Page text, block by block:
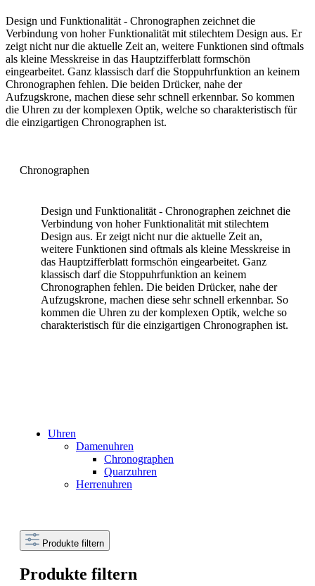
Design und Funktionalität - Chronographen zeichnet die
Verbindung von hoher Funktionalität mit stilechtem Design aus. Er
zeigt nicht nur die aktuelle Zeit an, weitere Funktionen sind oftmals
als kleine Messkreise in das Hauptzifferblatt formschön
eingearbeitet. Ganz klassisch darf die Stoppuhrfunktion an keinem
Chronographen fehlen. Die beiden Drücker, nahe der
Aufzugskrone, machen diese sehr schnell erkennbar. So kommen
die Uhren zu der komplexen Optik, welche so charakteristisch für
die einzigartigen Chronographen ist.
Chronographen
Design und Funktionalität - Chronographen zeichnet die
Verbindung von hoher Funktionalität mit stilechtem
Design aus. Er zeigt nicht nur die aktuelle Zeit an,
weitere Funktionen sind oftmals als kleine Messkreise in
das Hauptzifferblatt formschön eingearbeitet. Ganz
klassisch darf die Stoppuhrfunktion an keinem
Chronographen fehlen. Die beiden Drücker, nahe der
Aufzugskrone, machen diese sehr schnell erkennbar. So
kommen die Uhren zu der komplexen Optik, welche so
charakteristisch für die einzigartigen Chronographen ist.
Uhren
Damenuhren
Chronographen
Quarzuhren
Herrenuhren
Produkte filtern
Produkte filtern